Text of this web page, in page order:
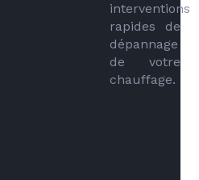
interventions
rapides de
dépannage
de votre
chauffage.